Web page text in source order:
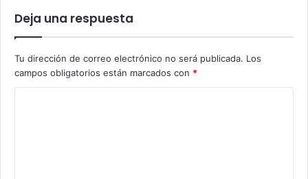
Deja una respuesta
Tu dirección de correo electrónico no será publicada. Los
campos obligatorios están marcados con *